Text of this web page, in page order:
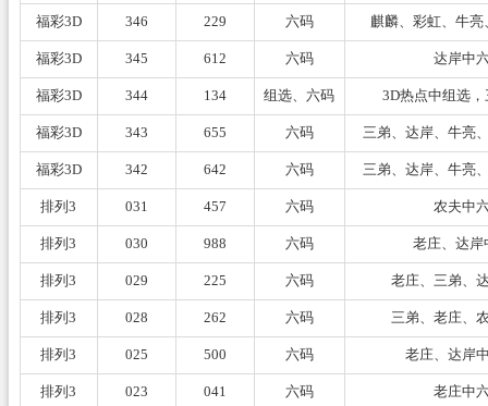
福彩3D 346 229 六码 麒麟、彩虹、牛
福彩3D 345 612 六码 达岸中
福彩3D 344 134 组选、六码 3D热点中组选
福彩3D 343 655 六码 三弟、达岸、牛亮
福彩3D 342 642 六码 三弟、达岸、牛亮
排列3 031 457 六码 农夫中
排列3 030 988 六码 老庄、达岸
排列3 029 225 六码 老庄、三弟、
排列3 028 262 六码 三弟、老庄、
排列3 025 500 六码 老庄、达岸
排列3 023 041 六码 老庄中